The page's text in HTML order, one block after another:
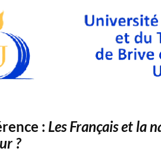
: Les Français et la
?